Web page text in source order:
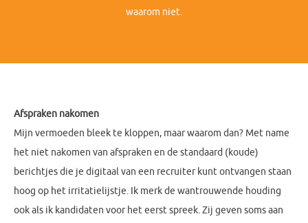
waarom niet.
Afspraken nakomen
Mijn vermoeden bleek te kloppen, maar waarom dan? Met name
het niet nakomen van afspraken en de standaard (koude)
berichtjes die je digitaal van een recruiter kunt ontvangen staan
hoog op het irritatielijstje. Ik merk de wantrouwende houding
ook als ik kandidaten voor het eerst spreek. Zij geven soms aan